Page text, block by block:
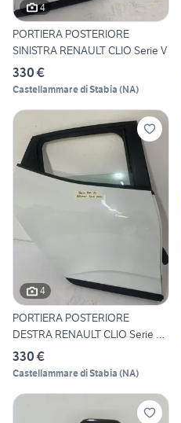
4
PORTIERA POSTERIORE
SINISTRA RENAULT CLIO Serie V
330 €
Castellammare di Stabia (NA)
4
PORTIERA POSTERIORE
DESTRA RENAULT CLIO Serie V
(1
330 €
Castellammare di Stabia (NA)